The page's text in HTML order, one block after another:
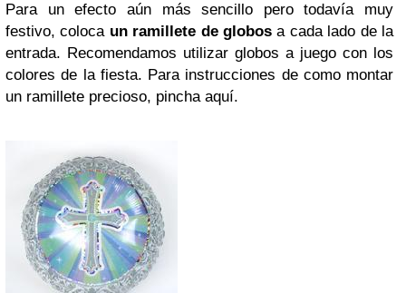
Para un efecto aún más sencillo pero todavía muy
festivo, coloca un ramillete de globos a cada lado de la
entrada. Recomendamos utilizar globos a juego con los
colores de la fiesta. Para instrucciones de como montar
un ramillete precioso, pincha aquí.